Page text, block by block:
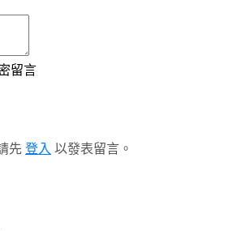
留言
先 登入 以發表留言。